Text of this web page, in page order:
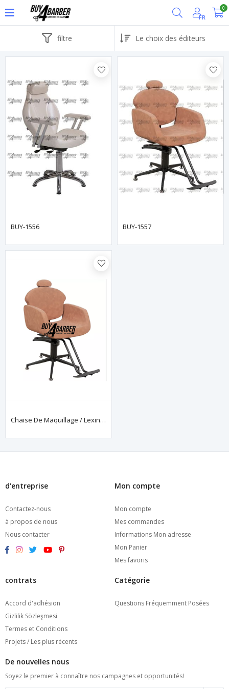
FR
0
filtre
BUY-1556 BUY-1557
Chaise De Maquillage / Lexington
d'entreprise
Contactez-nous
à propos de nous
Nous contacter
Mon compte
Mon compte
Mes commandes
Informations Mon adresse
Mon Panier
Mes favoris
contrats
Accord d'adhésion
Gizlilik Sözleşmesi
Termes et Conditions
Projets / Les plus récents
Catégorie
Questions Fréquemment Posées
De nouvelles nous
Soyez le premier à connaître nos campagnes et opportunités!